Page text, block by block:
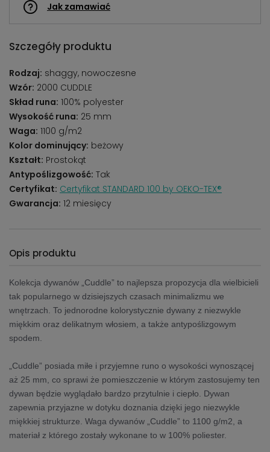
Jak zamawiać
Szczegóły produktu
Rodzaj: shaggy, nowoczesne
Wzór: 2000 CUDDLE
Skład runa: 100% polyester
Wysokość runa: 25 mm
Waga: 1100 g/m2
Kolor dominujący: beżowy
Kształt: Prostokąt
Antypoślizgowość: Tak
Certyfikat: Certyfikat STANDARD 100 by OEKO-TEX®
Gwarancja: 12 miesięcy
Opis produktu
Kolekcja dywanów „Cuddle” to najlepsza propozycja dla wielbicieli
tak popularnego w dzisiejszych czasach minimalizmu we
wnętrzach. To jednorodne kolorystycznie dywany z niezwykle
miękkim oraz delikatnym włosiem, a także antypoślizgowym
spodem.
„Cuddle” posiada miłe i przyjemne runo o wysokości wynoszącej
aż 25 mm, co sprawi że pomieszczenie w którym zastosujemy ten
dywan będzie wyglądało bardzo przytulnie i ciepło. Dywan
zapewnia przyjazne w dotyku doznania dzięki jego niezwykle
miękkiej strukturze. Waga dywanów „Cuddle” to 1100 g/m2, a
materiał z którego zostały wykonane to w 100% poliester.